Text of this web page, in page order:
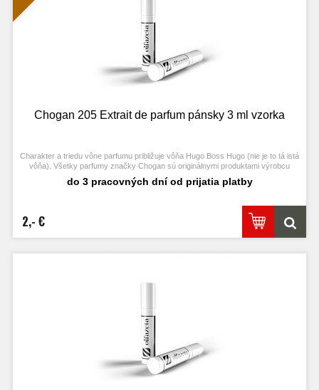
Chogan 205 Extrait de parfum pánsky 3 ml vzorka
Charakter a triedu vône parfumu približuje vôňa Hugo Boss Hugo (nie je to tá istá
vôňa). Všetky parfumy značky Chogan sú originálnymi produktami výrobcu
Chogan.
do 3 pracovných dní od prijatia platby
2,- €